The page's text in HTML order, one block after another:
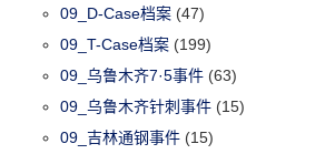
09_D-Case档案 (47)
09_T-Case档案 (199)
09_乌鲁木齐7·5事件 (63)
09_乌鲁木齐针刺事件 (15)
09_吉林通钢事件 (15)